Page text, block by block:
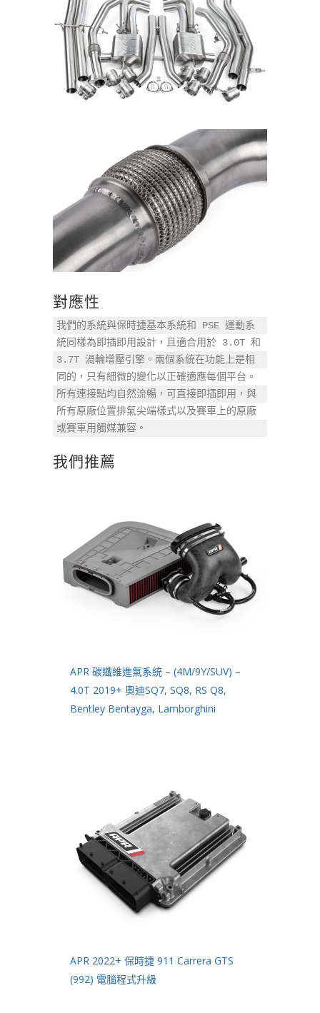
對應性
我們的系統與保時捷基本系統和 PSE 運動系
統同樣為即插即用設計，且適合用於 3.0T 和
3.7T 渦輪增壓引擎。兩個系統在功能上是相
同的，只有細微的變化以正確適應每個平台。
所有連接點均自然流暢，可直接即插即用，與
所有原廠位置排氣尖端樣式以及賽車上的原廠
或賽車用觸媒兼容。
我們推薦
APR 碳纖維進氣系統 – (4M/9Y/SUV) –
4.0T 2019+ 奧迪SQ7, SQ8, RS Q8,
Bentley Bentayga, Lamborghini
APR 2022+ 保時捷 911 Carrera GTS
(992) 電腦程式升級